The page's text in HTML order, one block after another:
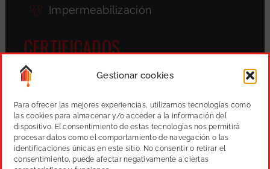
Gestionar cookies
Para ofrecer las mejores experiencias, utilizamos tecnologías como
las cookies para almacenar y/o acceder a la información del
dispositivo. El consentimiento de estas tecnologías nos permitirá
procesar datos como el comportamiento de navegación o las
identificaciones únicas en este sitio. No consentir o retirar el
consentimiento, puede afectar negativamente a ciertas
Impermeabilización
CERTIFICADOS